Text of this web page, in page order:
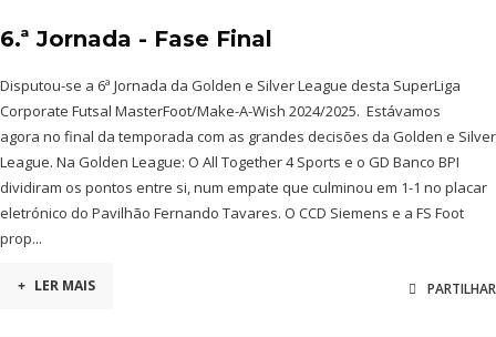
6.ª Jornada - Fase Final
Disputou-se a 6ª Jornada da Golden e Silver League desta SuperLiga
Corporate Futsal MasterFoot/Make-A-Wish 2024/2025. Estávamos
agora no final da temporada com as grandes decisões da Golden e Silver
League. Na Golden League: O All Together 4 Sports e o GD Banco BPI
dividiram os pontos entre si, num empate que culminou em 1-1 no placar
eletrónico do Pavilhão Fernando Tavares. O CCD Siemens e a FS Foot
prop...
+ LER MAIS PARTILHAR